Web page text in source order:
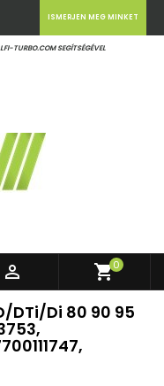
TURBO.COM SEGÍTSÉGÉVEL
ISMERJEN MEG MINKET
 shopping_cart0
DTi/Di 80 90 95